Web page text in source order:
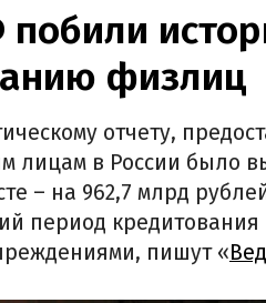
физлиц
отчету,
лицам в России было
– на 962,7 млрд
период
пишут «